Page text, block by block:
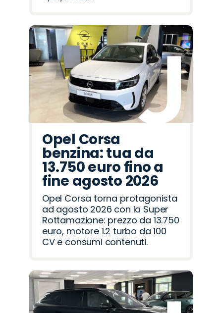
Opel Corsa
benzina: tua da
13.750 euro fino a
fine agosto 2026
Opel Corsa torna protagonista
ad agosto 2026 con la Super
Rottamazione: prezzo da 13.750
euro, motore 1.2 turbo da 100
CV e consumi contenuti.